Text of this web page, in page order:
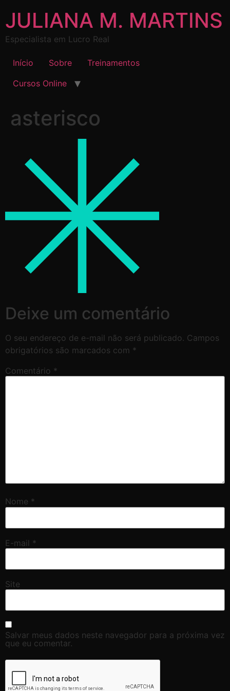
JULIANA M. MARTINS
Especialista em Lucro Real
Início Sobre
Treinamentos
Cursos Online
asterisco
Deixe um comentário
O seu endereço de e-mail não será publicado. Campos
obrigatórios são marcados com *
Comentário *
Nome *
E-mail *
Site
Salvar meus dados neste navegador para a próxima vez
que eu comentar.